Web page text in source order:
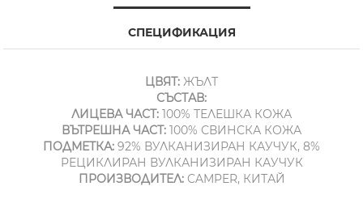
СПЕЦИФИКАЦИЯ
ЦВЯТ: ЖЪЛТ
СЪСТАВ:
ЛИЦЕВА ЧАСТ: 100% ТЕЛЕШКА КОЖА
ВЪТРЕШНА ЧАСТ: 100% СВИНСКА КОЖА
ПОДМЕТКА: 92% ВУЛКАНИЗИРАН КАУЧУК, 8%
РЕЦИКЛИРАН ВУЛКАНИЗИРАН КАУЧУК
ПРОИЗВОДИТЕЛ:CAMPER, КИТАЙ